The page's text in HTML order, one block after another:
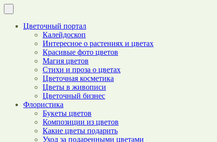
Цветочный портал
Калейдоскоп
Интересное о растениях и цветах
Красивые фото цветов
Магия цветов
Стихи и проза о цветах
Цветочная косметика
Цветы в живописи
Цветочный бизнес
Флористика
Букеты цветов
Композиции из цветов
Какие цветы подарить
Уход за подаренными цветами